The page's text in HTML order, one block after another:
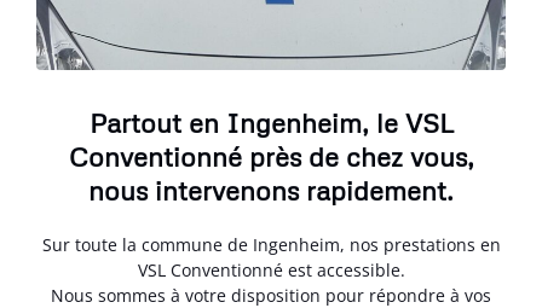
Partout en Ingenheim, le VSL
Conventionné près de chez vous,
nous intervenons rapidement.
Sur toute la commune de Ingenheim, nos prestations en
VSL Conventionné est accessible.
Nous sommes à votre disposition pour répondre à vos